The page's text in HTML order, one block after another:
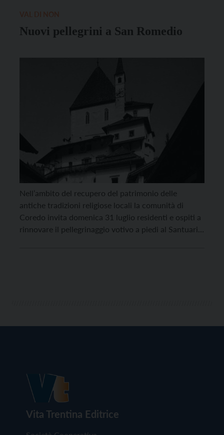
Nuovi pellegrini a San Romedio
Nell’ambito del recupero del patrimonio delle
antiche tradizioni religiose locali la comunità di
Coredo invita domenica 31 luglio residenti e ospiti a
rinnovare il pellegrinaggio votivo a piedi al Santuario
Vita Trentina Editrice